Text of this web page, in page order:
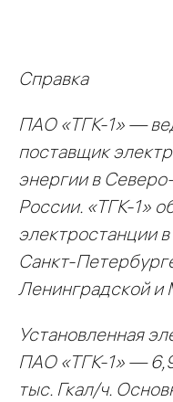
Справка
ПАО «ТГК-1» —
поставщик
энергии в
России. «ТГК-1»
электростанции
Санкт-
Ленинградской и
Установленная
ПАО «ТГК-1» —
тыс. Гкал/ч.